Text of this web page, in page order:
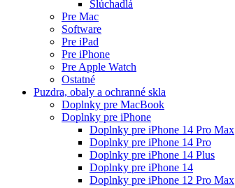
Slúchadlá
Pre Mac
Software
Pre iPad
Pre iPhone
Pre Apple Watch
Ostatné
Puzdra, obaly a ochranné skla
Doplnky pre MacBook
Doplnky pre iPhone
Doplnky pre iPhone 14 Pro Max
Doplnky pre iPhone 14 Pro
Doplnky pre iPhone 14 Plus
Doplnky pre iPhone 14
Doplnky pre iPhone 12 Pro Max